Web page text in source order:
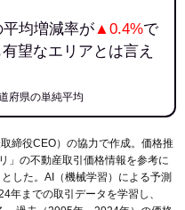
均増減率が▲0.4%で
望なエリアとは言え
府県の単純平均
締役CEO）の協力で作成。価格推
」の不動産取引価格情報を参考に
した。AI（機械学習）による予測
年までの取引データを学習し、